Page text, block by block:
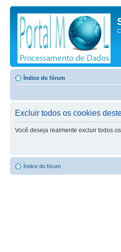
Índice do fórum
Excluir todos os cookies
Você deseja realmente excluir todos
Índice do fórum